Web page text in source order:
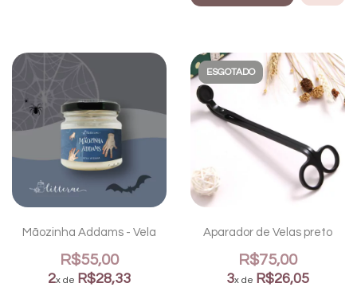
Mãozinha Addams - Vela
R$55,00
2x de R$28,33
ESGOTADO
Aparador de Velas preto
R$75,00
3x de R$26,05